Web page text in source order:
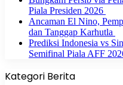
Piala Presiden 2026
Ancaman El Nino,
dan Tanggap Karhutla
Prediksi Indonesia vs
Semifinal Piala AFF
Kategori Berita